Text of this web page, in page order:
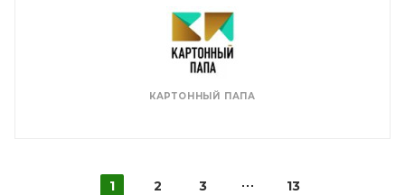
КАРТОННЫЙ ПАПА
1 2 3 13